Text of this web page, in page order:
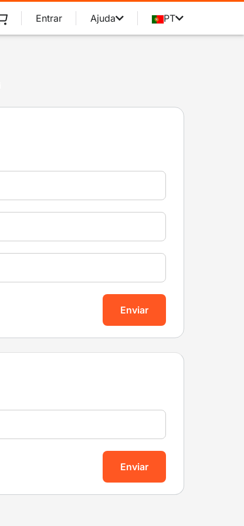
Entrar Ajuda PT
Enviar
Enviar